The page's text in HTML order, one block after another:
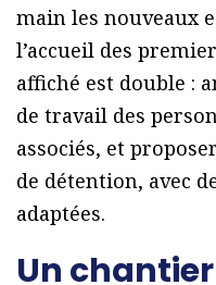
main les nouveaux
l’accueil des
affiché est double :
de travail des
associés, et
de détention, avec
adaptées.
Un